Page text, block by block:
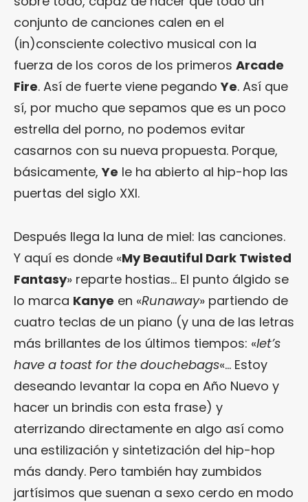
conjunto de canciones calen en el
(in)consciente colectivo musical con la
fuerza de los coros de los primeros Arcade
Fire. Así de fuerte viene pegandoYe. Así que
sí, por mucho que sepamos que es un poco
estrella del porno, no podemos evitar
casarnos con su nueva propuesta. Porque,
básicamente,Ye le ha abierto al hip-hop las
puertas del siglo XXI.
Después llega la luna de miel: las canciones.
Y aquí es donde «My Beautiful Dark Twisted
Fantasy» reparte hostias… El punto álgido se
lo marca Kanye en «Runaway» partiendo de
cuatro teclas de un piano (y una de las letras
más brillantes de los últimos tiempos: «let’s
have a toast for the douchebags«… Estoy
deseando levantar la copa en Año Nuevo y
hacer un brindis con esta frase) y
aterrizando directamente en algo así como
una estilización y sintetización del hip-hop
más dandy. Pero también hay zumbidos
jartísimos que suenan a sexo cerdo en modo